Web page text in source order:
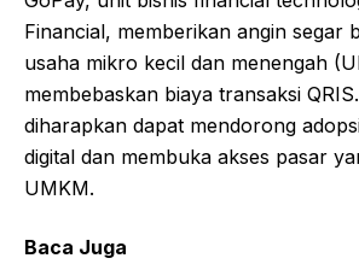
Financial, memberikan angin segar
usaha mikro kecil dan menengah
membebaskan biaya transaksi
diharapkan dapat mendorong
digital dan membuka akses pasar
UMKM.
Baca Juga